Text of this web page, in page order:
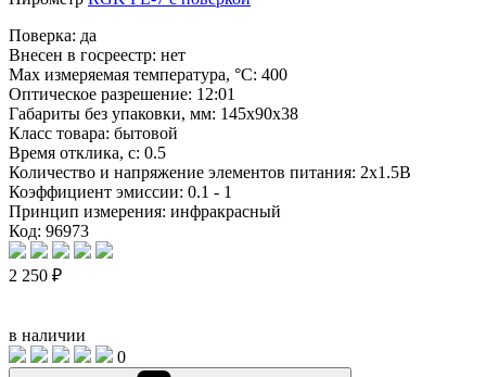
Поверка: да
Внесен в госреестр: нет
Max измеряемая температура, °С: 400
Оптическое разрешение: 12:01
Габариты без упаковки, мм: 145х90х38
Класс товара: бытовой
Время отклика, с: 0.5
Количество и напряжение элементов питания: 2х1.5В
Коэффициент эмиссии: 0.1 - 1
Принцип измерения: инфракрасный
Код: 96973
2 250 ₽
в наличии
0